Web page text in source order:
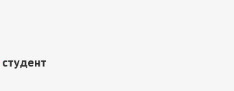
студент